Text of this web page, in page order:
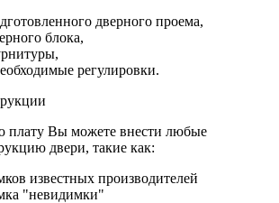
дверного проема,
блока,
регулировки.
плату Вы можете внести любые
двери, такие как:
известных производителей
"невидимки"